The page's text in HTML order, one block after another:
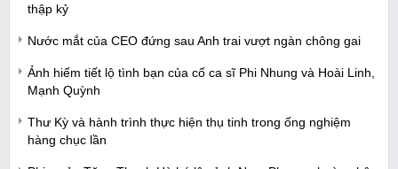
thập kỷ
Nước mắt của CEO đứng sau Anh trai vượt ngàn chông gai
Ảnh hiếm tiết lộ tình bạn của cố ca sĩ Phi Nhung và Hoài Linh,
Mạnh Quỳnh
Thư Kỳ và hành trình thực hiện thụ tinh trong ống nghiệm
hàng chục lần